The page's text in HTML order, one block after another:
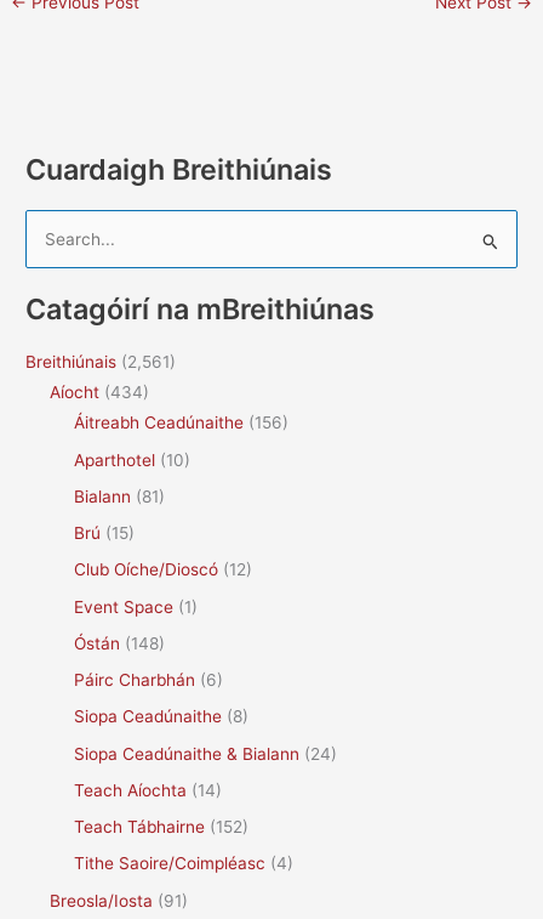
Cuardaigh Breithiúnais
r
c
Catagóirí na mBreithiúnas
Breithiúnais (2,561)
Aíocht (434)
Áitreabh Ceadúnaithe (156)
Aparthotel (10)
Bialann (81)
Brú (15)
Club Oíche/Dioscó (12)
Event Space (1)
Óstán (148)
Páirc Charbhán (6)
Siopa Ceadúnaithe (8)
Siopa Ceadúnaithe & Bialann (24)
Teach Aíochta (14)
Teach Tábhairne (152)
Tithe Saoire/Coimpléasc (4)
Breosla/Iosta (91)